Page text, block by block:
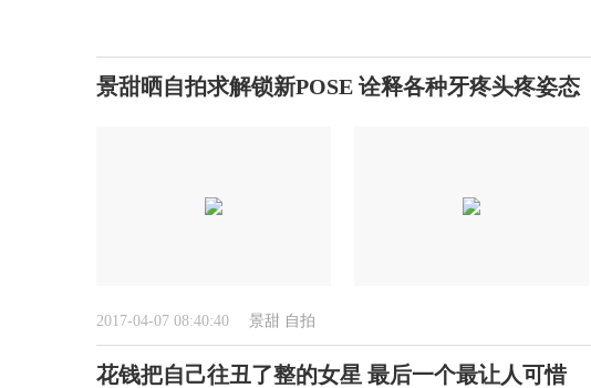
景甜晒自拍求解锁新POSE 诠释各种牙疼头疼姿态
2017-04-07 08:40:40 景甜 自拍
花钱把自己往丑了整的女星 最后一个最让人可惜